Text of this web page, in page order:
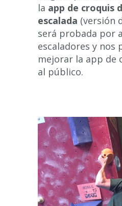
la app de croquis
escalada (versión
será probada por
escaladores y nos
mejorar la app de
al público.